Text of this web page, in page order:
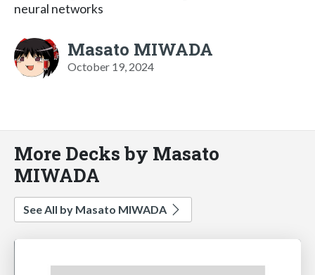
neural networks
Masato MIWADA
October 19, 2024
More Decks by Masato
MIWADA
See All by Masato MIWADA